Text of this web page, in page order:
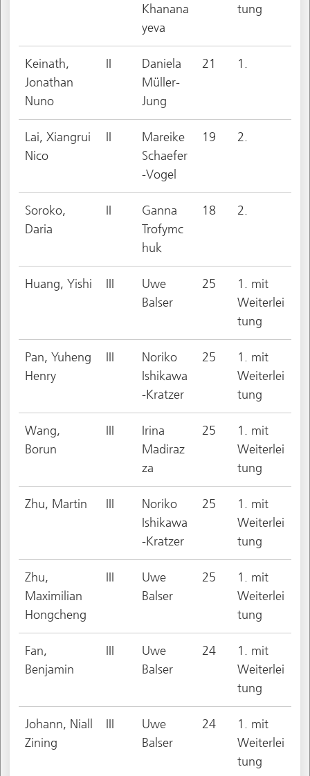
Khanana
yeva
tung
Keinath,
Jonathan
Nuno
II
Daniela
Müller-
Jung
21 1.
Lai, Xiangrui
Nico
II
Mareike
Schaefer
-Vogel
19 2.
Soroko,
Daria
II
Ganna
Trofymc
huk
18 2.
Huang, Yishi III
Uwe
Balser
25
1. mit
Weiterlei
tung
Pan, Yuheng
Henry
III
Noriko
Ishikawa
-Kratzer
25
1. mit
Weiterlei
tung
Wang,
Borun
III
Irina
Madiraz
za
25
1. mit
Weiterlei
tung
Zhu, Martin III
Noriko
Ishikawa
-Kratzer
25
1. mit
Weiterlei
tung
Zhu,
Maximilian
Hongcheng
III
Uwe
Balser
25
1. mit
Weiterlei
tung
Fan,
Benjamin
III
Uwe
Balser
24
1. mit
Weiterlei
tung
Johann, Niall
Zining
III
Uwe
Balser
24
1. mit
Weiterlei
tung